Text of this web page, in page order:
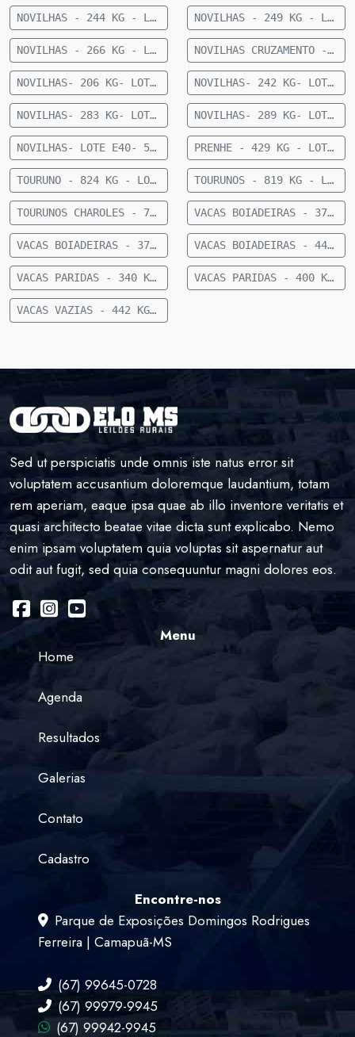
NOVILHAS - 244 KG - LOTE E30- 23 FÊMEAS 1/2 CRUZAMENTO INDUSTRIAL 12 A 15 MESES- 244 KG- 73 KM DE CAMAPUÃ NOVILHAS - 249 KG - LOTE E32- 27 FÊMEAS ANELORADAS 12 A 15 MESES- 249 KG- 73 KM DE CAMAPUÃ
NOVILHAS - 266 KG - LOTE E08 - 22 FÊMEAS NELORE 12 A 15 MESES - 266 KG - 43 KM DE CAMAPUÃ SENTIDO FIGUEIRÃO NOVILHAS CRUZAMENTO - 336 KG - LOTE E06 - 33 FÊMEAS MEIO SANGUE CHAROLÊS 12 A 15 MESES - 336 KG - 36KM DE CAMAPUÃ
NOVILHAS- 206 KG- LOTE E61- 22 FEMEAS NELORE- 12 A 15 MESES- 206 KG- 70 KM DE CAMAPUA SENTIDO FIGUEIRAO NOVILHAS- 242 KG- LOTE E22- 23 FEMEAS NELORE- 12 A 15 MESES- 242 KG- 70 KM DE CAMAPUA SENTIDO FIGUEIRAO
NOVILHAS- 283 KG- LOTE E21- 10 FEMEAS CRUZADAS- 12 A 15 MESES- 283 KG- 70 KM DE CAMAPUA SENTIDO PARAISO DAS AGUAS NOVILHAS- 289 KG- LOTE E20- 40 FEMEAS NELORE- 18 A 24 MESES- 289 KG- 70 KM DE CAMAPUA SENTIDO FIGUEIRAO
NOVILHAS- LOTE E40- 52 FÊMEAS NELORE 15 MESES- 255 KG- 84 KM DE CAMAPUÃ PRENHE - 429 KG - LOTE E86 - 18 FÊMEAS NELORE PRENHE (TERÇO FINAL) - 429 KG - 50 KM DE CAMAPUÃ SENTIDO PARAISO DAS AGUAS
TOURUNO - 824 KG - LOTE E07 - 1 TOURUNO NELORE - 824 KG - 35 KM DE CAMAPUÃ TOURUNOS - 819 KG - LOTE E60 - 5 TOURUNOS NELORE - 819 KG - 36 KM DE CAMAPUÃ
TOURUNOS CHAROLES - 709 KG - LOTE E80 - 3 TOURUNOS CHAROLÊS - 709 KG - 36 KM DE CAMAPUÃ VACAS BOIADEIRAS - 374 KG - LOTE E92 - 30 VACAS BOIADEIRAS NELORE - 374 KG - 50 KM DE CAMAPUÃ SENTIDO PARAÍSO
VACAS BOIADEIRAS - 377 KG - LOTE E83 - 11 VACAS BOIADEIRA NELORE SEM DG - 377 KG - 28 KM DE CAMAPUÃ VACAS BOIADEIRAS - 440 KG - LOTE E93 - 27 VACAS BOIADEIRAS NELORE - 440KG - 50 KM DE CAMAPUÃ SENTIDO PARAÍSO
VACAS PARIDAS - 340 KG - LOTE E88 - 21 VACAS PARIDAS (11 MACHOS E 10 FÊMEAS) - 340 KG - 28 KM DE CAMAPUÃ SENTIDO SÃO PEDRO VACAS PARIDAS - 400 KG - LOTE E89 - 7 VACAS PARIDAS (4 MACHOS E 3 FÊMEAS) - 400 KG - 50 KM DE CAMAPUÃ SENTIDO PARAISO
VACAS VAZIAS - 442 KG - LOTE E82 - 20 VACAS VAZIAS - 442 KG - 63 KM DE CAMAPUÃ SENTIDO PARAÍSO
Sed ut perspiciatis unde omnis iste natus error sit
voluptatem accusantium doloremque laudantium, totam
rem aperiam, eaque ipsa quae ab illo inventore veritatis et
quasi architecto beatae vitae dicta sunt explicabo. Nemo
enim ipsam voluptatem quia voluptas sit aspernatur aut
odit aut fugit, sed quia consequuntur magni dolores eos.
Menu
Home
Agenda
Resultados
Galerias
Contato
Cadastro
Encontre-nos
Parque de Exposições Domingos Rodrigues
Ferreira | Camapuã-MS
(67) 99645-0728
(67) 99979-9945
(67) 99942-9945